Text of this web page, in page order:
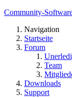
Community-
Navigation
Startseite
Forum
Team
Downloads
Support